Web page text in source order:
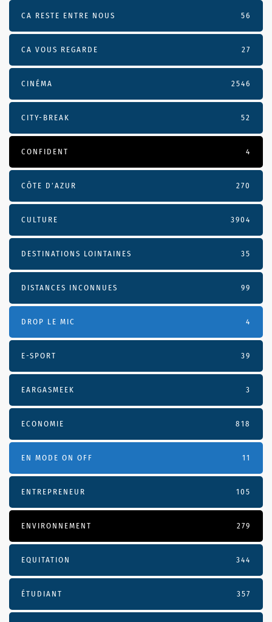
CA RESTE ENTRE NOUS 56
CA VOUS REGARDE 27
CINÉMA 2546
CITY-BREAK 52
CONFIDENT 4
CÔTE D’AZUR 270
CULTURE 3904
DESTINATIONS LOINTAINES 35
DISTANCES INCONNUES 99
DROP LE MIC 4
E-SPORT 39
EARGASMEEK 3
ECONOMIE 818
EN MODE ON OFF 11
ENTREPRENEUR 105
ENVIRONNEMENT 279
EQUITATION 344
ÉTUDIANT 357